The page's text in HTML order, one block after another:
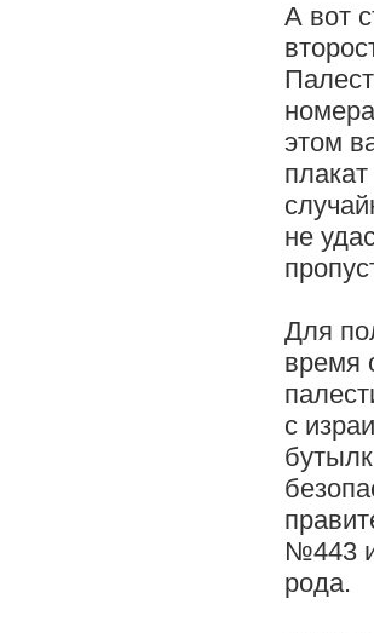
А вот
этом
не
Для
время
с
№443
рода.